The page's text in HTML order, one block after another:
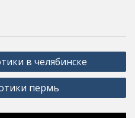
в челябинске
пермь